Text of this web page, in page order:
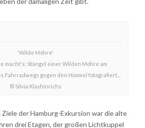
'Wilde Möhre'
macht's: Stängel einer Wilden Möhre am
Fahrradwegs gegen den Himmel fotografiert...
© Silvia Klashinrichs
der Hamburg-Exkursion war die alte
drei Etagen, der großen Lichtkuppel